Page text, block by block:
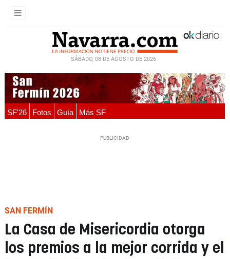
SÁBADO, 08 DE AGOSTO DE 2026
SF'26 Fotos Guía Más SF
SAN FERMÍN
La Casa de Misericordia otorga
los premios a la mejor corrida y el